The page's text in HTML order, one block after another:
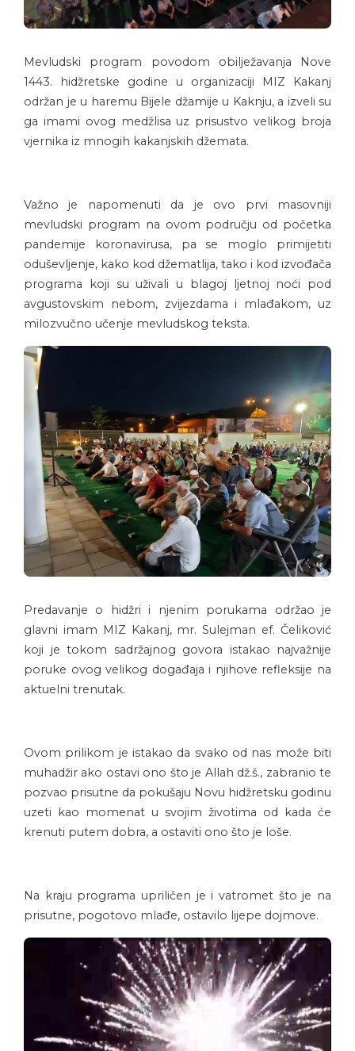
Mevludski program povodom obilježavanja Nove
1443. hidžretske godine u organizaciji MIZ Kakanj
održan je u haremu Bijele džamije u Kaknju, a izveli su
ga imami ovog medžlisa uz prisustvo velikog broja
vjernika iz mnogih kakanjskih džemata.
Važno je napomenuti da je ovo prvi masovniji
mevludski program na ovom području od početka
pandemije koronavirusa, pa se moglo primijetiti
oduševljenje, kako kod džematlija, tako i kod izvođača
programa koji su uživali u blagoj ljetnoj noći pod
avgustovskim nebom, zvijezdama i mlađakom, uz
milozvučno učenje mevludskog teksta.
Predavanje o hidžri i njenim porukama održao je
glavni imam MIZ Kakanj, mr. Sulejman ef. Čeliković
koji je tokom sadržajnog govora istakao najvažnije
poruke ovog velikog događaja i njihove refleksije na
aktuelni trenutak.
Ovom prilikom je istakao da svako od nas može biti
muhadžir ako ostavi ono što je Allah dž.š., zabranio te
pozvao prisutne da pokušaju Novu hidžretsku godinu
uzeti kao momenat u svojim životima od kada će
krenuti putem dobra, a ostaviti ono što je loše.
Na kraju programa upriličen je i vatromet što je na
prisutne, pogotovo mlađe, ostavilo lijepe dojmove.